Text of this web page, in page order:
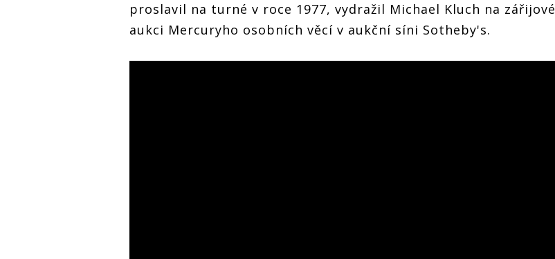
proslavil na turné v roce 1977, vydražil Michael Kluch na zářijové
aukci Mercuryho osobních věcí v aukční síni Sotheby's.